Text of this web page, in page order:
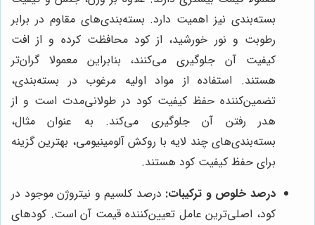
بسته‌بندی نیز اهمیت دارد. بسته‌بندی‌های مقاوم در برابر
رطوبت و نور خورشید، از کود محافظت کرده و از افت
کیفیت آن جلوگیری می‌کنند، بنابراین معمولا گران‌تر
هستند. استفاده از مواد اولیه مرغوب در بسته‌بندی،
تضمین‌کننده حفظ کیفیت کود در طولانی‌مدت است و از
هدر رفتن آن جلوگیری می‌کند. به عنوان مثال،
بسته‌بندی‌های چند لایه با روکش آلومینیومی، بهترین گزینه
برای حفظ کیفیت کود هستند.
درصد خلوص و ترکیبات: درصد کلسیم و نیتروژن موجود در
کود، اصلی‌ترین عامل تعیین‌کننده قیمت آن است. کودهای